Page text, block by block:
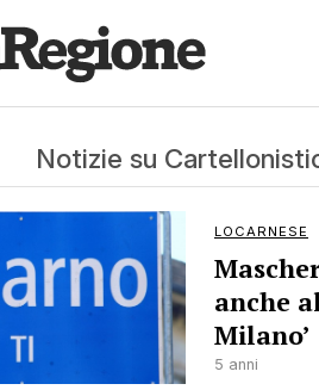
Notizie su
LOCARNESE
anche
Milano’
5 anni